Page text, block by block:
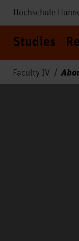
Hochschule
Studies
Faculty IV